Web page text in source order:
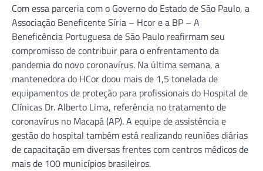
Com essa parceria com o Governo do Estado de São Paulo, a
Associação Beneficente Síria – Hcor e a BP – A
Beneficência Portuguesa de São Paulo reafirmam seu
compromisso de contribuir para o enfrentamento da
pandemia do novo coronavírus. Na última semana, a
mantenedora do HCor doou mais de 1,5 tonelada de
equipamentos de proteção para profissionais do Hospital de
Clínicas Dr. Alberto Lima, referência no tratamento de
coronavírus no Macapá (AP). A equipe de assistência e
gestão do hospital também está realizando reuniões diárias
de capacitação em diversas frentes com centros médicos de
mais de 100 municípios brasileiros.